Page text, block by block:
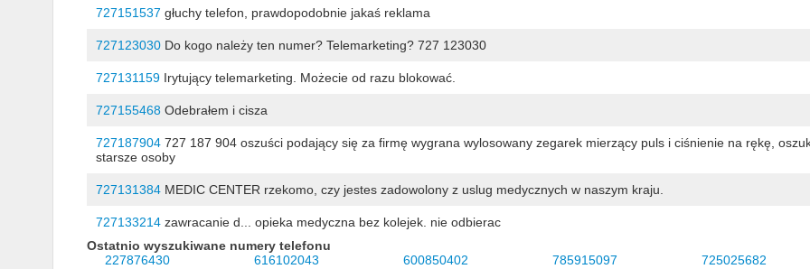
727151537 głuchy telefon, prawdopodobnie jakaś reklama
727123030Do kogo należy ten numer? Telemarketing? 727 123030
727131159Irytujący telemarketing. Możecie od razu blokować.
727155468Odebrałem i cisza
727187904727 187 904 oszuści podający się za firmę wygrana wylosowany zegarek mierzący puls i ciśnienie na rękę,
starsze osoby
727131384MEDIC CENTER rzekomo, czy jestes zadowolony z uslug medycznych w naszym kraju.
727133214zawracanie d... opieka medyczna bez kolejek. nie odbierac
Ostatnio wyszukiwane numery telefonu
227876430
616102043 600850402 785915097 725025682